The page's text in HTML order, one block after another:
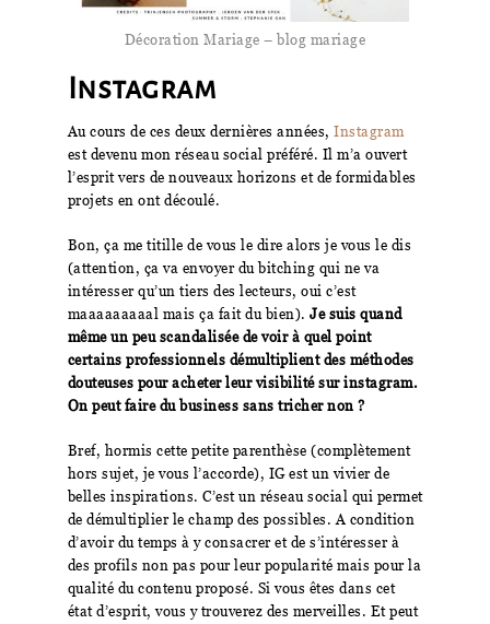
Décoration Mariage – blog mariage
Instagram
Au cours de ces deux dernières années, Instagram
est devenu mon réseau social préféré. Il m’a ouvert
l’esprit vers de nouveaux horizons et de formidables
projets en ont découlé.
Bon, ça me titille de vous le dire alors je vous le dis
(attention, ça va envoyer du bitching qui ne va
intéresser qu’un tiers des lecteurs, oui c’est
maaaaaaaaal mais ça fait du bien). Je suis quand
même un peu scandalisée de voir à quel point
certains professionnels démultiplient des méthodes
douteuses pour acheter leur visibilité sur instagram.
On peut faire du business sans tricher non ?
Bref, hormis cette petite parenthèse (complètement
hors sujet, je vous l’accorde), IG est un vivier de
belles inspirations. C’est un réseau social qui permet
de démultiplier le champ des possibles. A condition
d’avoir du temps à y consacrer et de s’intéresser à
des profils non pas pour leur popularité mais pour la
qualité du contenu proposé. Si vous êtes dans cet
état d’esprit, vous y trouverez des merveilles. Et peut